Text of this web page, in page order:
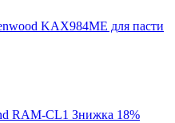
KAX984ME для пасти
Знижка 18%